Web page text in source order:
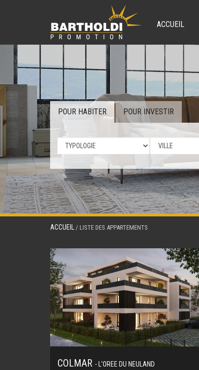
ACCUEIL
POUR HABITER POUR INVESTIR
ACCUEIL / LISTE DES APPARTEMENTS
COLMAR - L'OREE DU NEULAND